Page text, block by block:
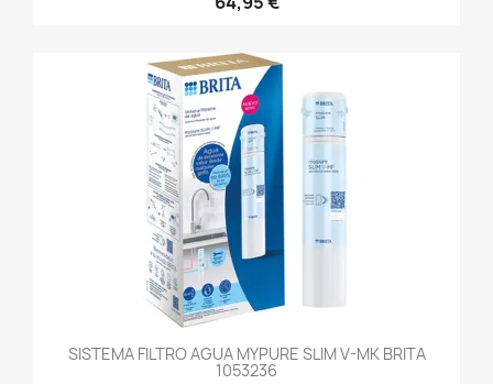
SISTEMA FILTRO AGUA MYPURE SLIM V-MK BRITA
1053236